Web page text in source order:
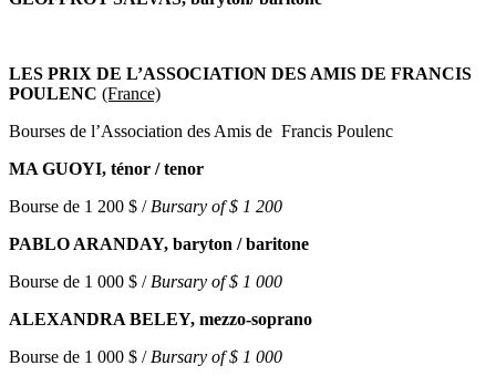
LES PRIX DE L’ASSOCIATION DES AMIS DE FRANCIS
POULENC (France)
Bourses de l’Association des Amis de Francis Poulenc
MA GUOYI, ténor / tenor
Bourse de 1 200 $ / Bursary of $ 1 200
PABLO ARANDAY, baryton / baritone
Bourse de 1 000 $ / Bursary of $ 1 000
ALEXANDRA BELEY, mezzo-soprano
Bourse de 1 000 $ / Bursary of $ 1 000